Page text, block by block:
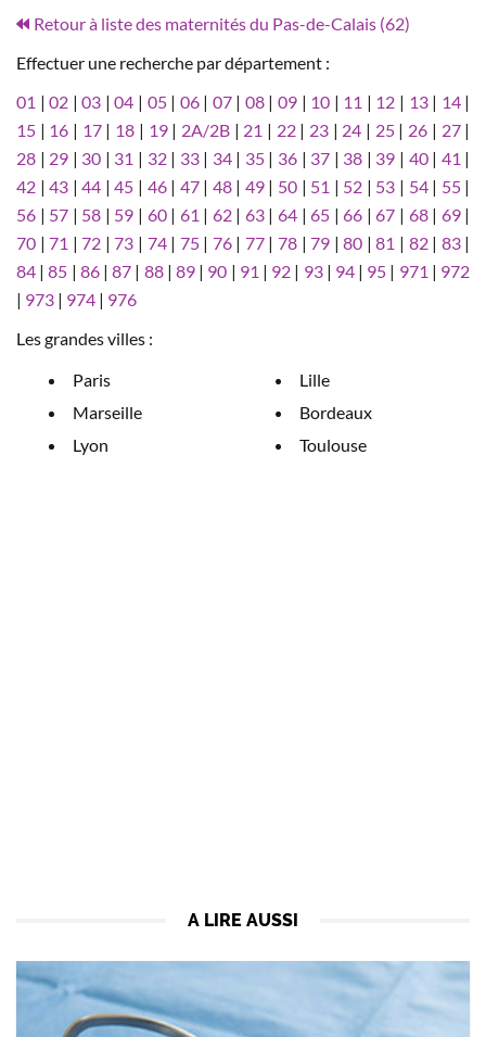
Retour à liste des maternités du Pas-de-Calais (62)
Effectuer une recherche par département :
01 |02 |03 |04 | 05| 06| 07| 08| 09 | 10 | 11 | 12 | 13| 14|
15 | 16 | 17| 18 | 19| 2A/2B| 21 | 22| 23 | 24 | 25| 26 | 27|
28 | 29 | 30 | 31 | 32| 33| 34| 35| 36 | 37 | 38 | 39 | 40| 41 |
42 |43 |44 |45 | 46| 47| 48| 49| 50 | 51 | 52 | 53 | 54| 55|
56 | 57 | 58 | 59 | 60| 61 | 62| 63| 64 |65 |66 |67 | 68| 69|
70 |71 |72 |73 | 74| 75| 76| 77| 78 |79 |80 |81 | 82| 83|
84 |85 | 86|87 | 88| 89| 90 | 91 | 92 | 93| 94| 95 | 971 | 972
| 973 | 974 | 976
Les grandes villes :
Paris
Marseille
Lyon
Lille
Bordeaux
Toulouse
A LIRE AUSSI